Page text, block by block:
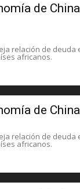
de
relación de
africanos.
de
relación de
africanos.